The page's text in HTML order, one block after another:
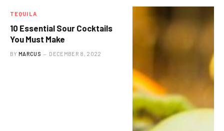
TEQUILA
10 Essential Sour Cocktails
You Must Make
BY MARCUS DECEMBER 8, 2022